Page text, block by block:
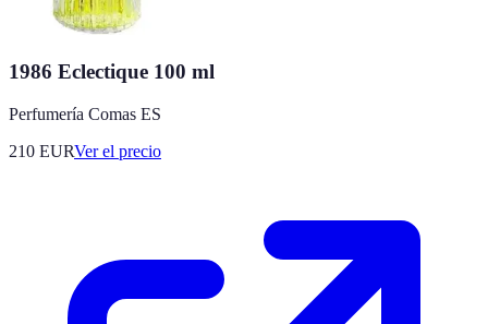
1986 Eclectique 100 ml
Perfumería Comas ES
210 EURVer el precio